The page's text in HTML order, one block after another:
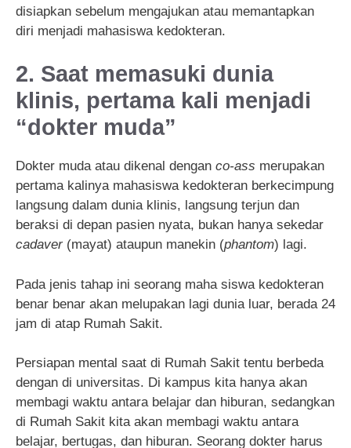
disiapkan sebelum mengajukan atau memantapkan
diri menjadi mahasiswa kedokteran.
2. Saat memasuki dunia
klinis, pertama kali menjadi
“dokter muda”
Dokter muda atau dikenal dengan co-ass merupakan
pertama kalinya mahasiswa kedokteran berkecimpung
langsung dalam dunia klinis, langsung terjun dan
beraksi di depan pasien nyata, bukan hanya sekedar
cadaver(mayat) ataupun manekin (phantom) lagi.
Pada jenis tahap ini seorang maha siswa kedokteran
benar benar akan melupakan lagi dunia luar, berada 24
jam di atap Rumah Sakit.
Persiapan mental saat di Rumah Sakit tentu berbeda
dengan di universitas. Di kampus kita hanya akan
membagi waktu antara belajar dan hiburan, sedangkan
di Rumah Sakit kita akan membagi waktu antara
belajar, bertugas, dan hiburan. Seorang dokter harus